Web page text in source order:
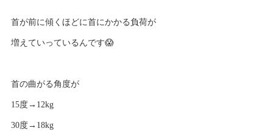
首が前に傾くほどに首にかかる負荷が
増えていっているんです😱
首の曲がる角度が
15度→12kg
30度→18kg